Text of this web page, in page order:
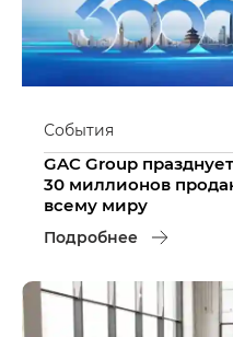
События
GAC Group
30 миллионов
всему миру
Подробнее